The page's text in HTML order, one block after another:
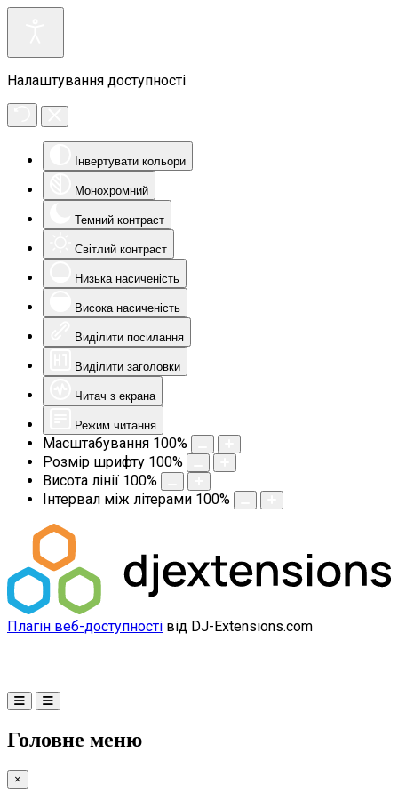
Налаштування доступності
Інвертувати кольори
Монохромний
Темний контраст
Світлий контраст
Низька насиченість
Висока насиченість
Виділити посилання
Виділити заголовки
Читач з екрана
Режим читання
Масштабування 100%
Розмір шрифту 100%
Висота лінії 100%
Інтервал між літерами 100%
Плагін веб-доступності від DJ-Extensions.com
Головне меню
×